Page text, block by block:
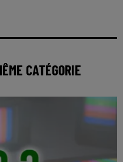
CATÉGORIE